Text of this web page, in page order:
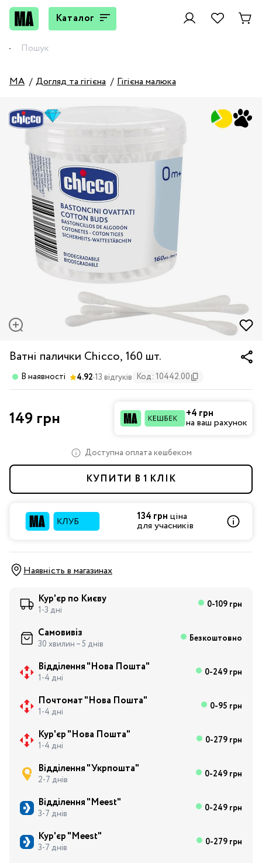
Каталог
MA Догляд та гігієна Гігієна малюка
Ватні палички Chicco, 160 шт.
В наявності 4.92·13 відгуків Код: 10442.00
149 грн +4 грн
на ваш рахунок
Доступна оплата кешбеком
КУПИТИ В 1 КЛІК
134 грн ціна
для учасників
Наявність в магазинах
Кур'єр по Києву
1-3 дні 0-109 грн
Самовивіз
30 хвилин – 5 днів Безкоштовно
Відділення "Нова Пошта"
1-4 дні 0-249 грн
Почтомат "Нова Пошта"
1-4 дні 0-95 грн
Кур'єр "Нова Пошта"
1-4 дні 0-279 грн
Відділення "Укрпошта"
2-7 днів 0-249 грн
Відділення "Meest"
3-7 днів 0-249 грн
Кур'єр "Meest"
3-7 днів 0-279 грн